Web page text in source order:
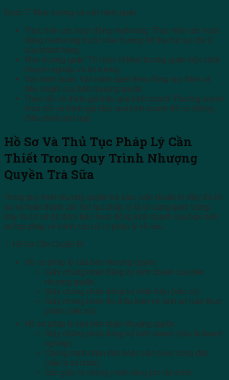
Bước 7: Khai trương và vận hành quán
Thực hiện các hoạt động marketing: Thực hiện các hoạt
động marketing trước khai trương để thu hút sự chú ý
của khách hàng.
Khai trương quán: Tổ chức lễ khai trương quán một cách
chuyên nghiệp và ấn tượng.
Vận hành quán: Vận hành quán theo đúng quy trình và
tiêu chuẩn của bên nhượng quyền.
Theo dõi và đánh giá hiệu quả kinh doanh: Thường xuyên
theo dõi và đánh giá hiệu quả kinh doanh để có những
điều chỉnh phù hợp.
Hồ Sơ Và Thủ Tục Pháp Lý Cần
Thiết Trong Quy Trình Nhượng
Quyền Trà Sữa
Trong quy trình nhượng quyền trà sữa, việc chuẩn bị đầy đủ hồ
sơ và hoàn thành các thủ tục pháp lý là vô cùng quan trọng.
Đây là cơ sở để đảm bảo hoạt động kinh doanh của bạn diễn
ra hợp pháp và tránh các rủi ro pháp lý về sau.
1. Hồ Sơ Cần Chuẩn Bị:
Hồ sơ pháp lý của bên nhượng quyền:
Giấy chứng nhận đăng ký kinh doanh của bên
nhượng quyền.
Giấy chứng nhận đăng ký nhãn hiệu (nếu có).
Giấy chứng nhận đủ điều kiện vệ sinh an toàn thực
phẩm (nếu có).
Hồ sơ pháp lý của bên nhận nhượng quyền:
Giấy chứng nhận đăng ký kinh doanh (nếu là doanh
nghiệp).
Chứng minh nhân dân hoặc căn cước công dân
(nếu là cá nhân).
Các giấy tờ chứng minh năng lực tài chính.